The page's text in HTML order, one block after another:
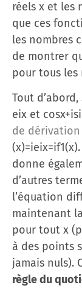
réels x et les
que ces
les nombres
de montrer
pour tous les
Tout
eix et
de
donne
d’autres
l’équation
maintenant
pour tout x
à des points
jamais nuls).
règle du